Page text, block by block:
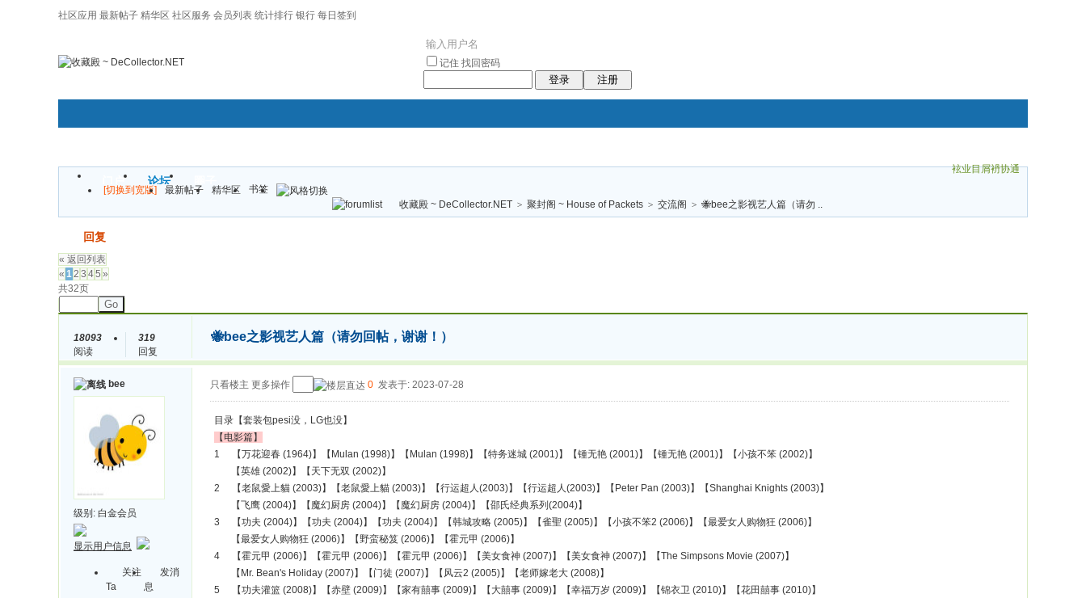
社区应用 最新帖子 精华区 社区服务 会员列表 统计排行 银行 每日签到
记住 找回密码
登录 注册
袨业目屑袇协通
门户 论坛
褔
袠袠袥眩褦
[切换到宽版] 最新帖子 精华区
书签
收藏殿 ~ DeCollector.NET > 聚封阁 ~ House of Packets > 交流阁 > 🐝bee之影视艺人篇（请勿 ..
回复
« 返回列表
« 12 3 45 »
共32页
Go
18093
阅读
319
回复
🐝bee之影视艺人篇（请勿回帖，谢谢！）
bee
级别: 白金会员
显示用户信息
关注
Ta
发消
息
只看楼主 更多操作 0 发表于: 2023-07-28
目录【套装包pesi没，LG也没】
【电影篇】
1 【万花迎春 (1964)】【Mulan (1998)】【Mulan (1998)】【特务迷城 (2001)】【锺无艳 (2001)】【锺无艳 (2001)】【小孩不笨 (2002)】
【英雄 (2002)】【天下无双 (2002)】
2 【老鼠愛上貓 (2003)】【老鼠愛上貓 (2003)】【行运超人(2003)】【行运超人(2003)】【Peter Pan (2003)】【Shanghai Knights (2003)】
【飞鹰 (2004)】【魔幻厨房 (2004)】【魔幻厨房 (2004)】【邵氏经典系列(2004)】
3 【功夫 (2004)】【功夫 (2004)】【功夫 (2004)】【韩城攻略 (2005)】【雀聖 (2005)】【小孩不笨2 (2006)】【最爱女人购物狂 (2006)】
【最爱女人购物狂 (2006)】【野蛮秘笈 (2006)】【霍元甲 (2006)】
4 【霍元甲 (2006)】【霍元甲 (2006)】【霍元甲 (2006)】【美女食神 (2007)】【美女食神 (2007)】【The Simpsons Movie (2007)】
【Mr. Bean's Holiday (2007)】【门徒 (2007)】【风云2 (2005)】【老师嫁老大 (2008)】
5 【功夫灌篮 (2008)】【赤壁 (2009)】【家有囍事 (2009)】【大囍事 (2009)】【幸福万岁 (2009)】【锦衣卫 (2010)】【花田囍事 (2010)】